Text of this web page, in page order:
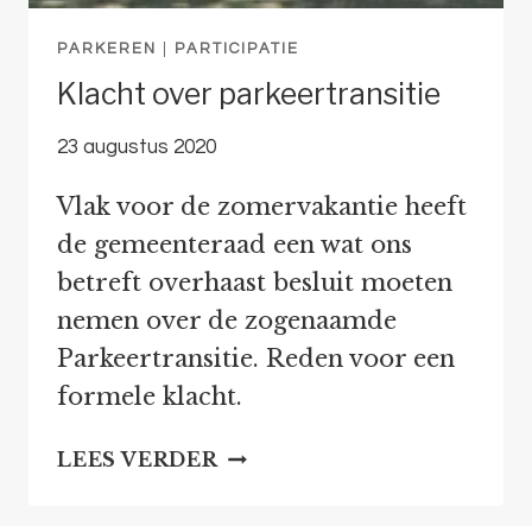
PARKEREN PARTICIPATIE
Klacht over parkeertransitie
23 augustus 2020
Vlak voor de zomervakantie heeft
de gemeenteraad een wat ons
betreft overhaast besluit moeten
nemen over de zogenaamde
Parkeertransitie. Reden voor een
formele klacht.
LEES VERDER KLACHT